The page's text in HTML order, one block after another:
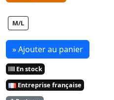
M/L
» Ajouter au panier
En stock
Entreprise française